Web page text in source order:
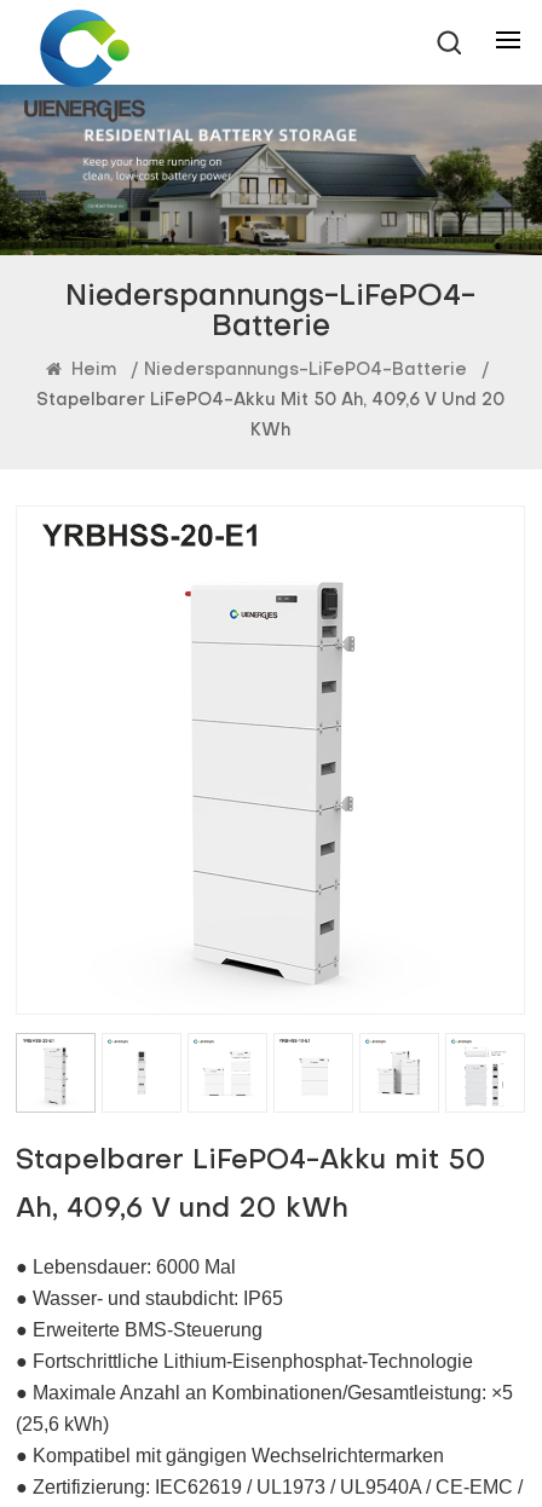
Niederspannungs-LiFePO4-
Batterie
Heim / Niederspannungs-LiFePO4-Batterie
/
Stapelbarer LiFePO4-Akku Mit 50 Ah, 409,6 V Und 20
KWh
Stapelbarer LiFePO4-Akku mit 50
Ah, 409,6 V und 20 kWh
● Lebensdauer: 6000 Mal
● Wasser- und staubdicht: IP65
● Erweiterte BMS-Steuerung
● Fortschrittliche Lithium-Eisenphosphat-Technologie
● Maximale Anzahl an Kombinationen/Gesamtleistung: ×5
(25,6 kWh)
● Kompatibel mit gängigen Wechselrichtermarken
● Zertifizierung: IEC62619 / UL1973 / UL9540A / CE-EMC /